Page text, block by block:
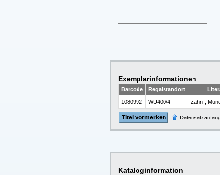
Exemplarinformationen
Barcode Regalstandort
1080992 WU400/4 Zahn-,
Titel vormerken
Kataloginformation